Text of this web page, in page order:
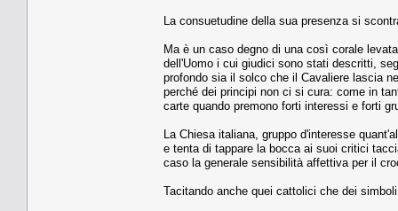
La consuetudine della sua presenza si
Ma è un caso degno di una così corale
dell'Uomo i cui giudici sono stati descritti,
profondo sia il solco che il Cavaliere lascia
perché dei principi non ci si cura: come in
carte quando premono forti interessi e forti
La Chiesa italiana, gruppo d'interesse
e tenta di tappare la bocca ai suoi critici
caso la generale sensibilità affettiva per il
Tacitando anche quei cattolici che dei